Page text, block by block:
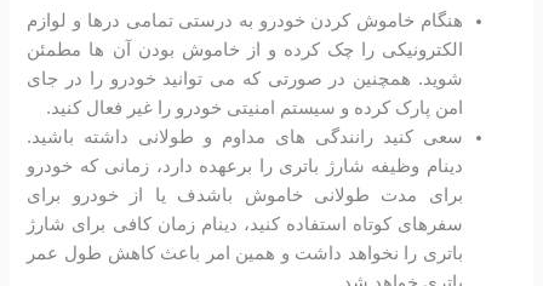
هنگام خاموش کردن خودرو به درستی تمامی درها و لوازم
الکترونیکی را چک کرده و از خاموش بودن آن ها مطمئن
شوید. همچنین در صورتی که می توانید خودرو را در جای
امن پارک کرده و سیستم امنیتی خودرو را غیر فعال کنید.
سعی کنید رانندگی های مداوم و طولانی داشته باشید.
دینام وظیفه شارژ باتری را برعهده دارد، زمانی که خودرو
برای مدت طولانی خاموش باشدف یا از خودرو برای
سفرهای کوتاه استفاده کنید، دینام زمان کافی برای شارژ
باتری را نخواهد داشت و همین امر باعث کاهش طول عمر
باتری خواهد شد.